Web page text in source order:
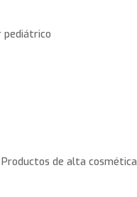
Productos de alta cosmética